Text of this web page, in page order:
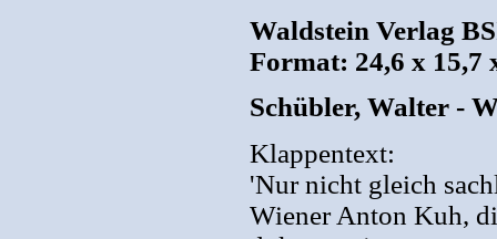
Waldstein Verlag
Format: 24,6 x 15,7
Schübler, Walter -
Klappentext:
'Nur nicht gleich
Wiener Anton Kuh,